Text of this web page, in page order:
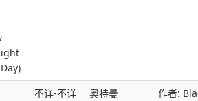
不详-不详 奥特曼 作者: